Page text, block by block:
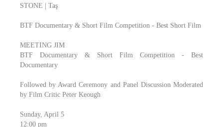
STONE | Taş
BTF Documentary & Short Film Competition - Best Short Film
MEETING JIM
BTF Documentary & Short Film Competition - Best
Documentary
Followed by Award Ceremony and Panel Discussion Moderated
by Film Critic Peter Keough
Sunday, April 5
12:00 pm